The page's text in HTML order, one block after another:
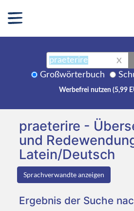
X
Großwörterbuch
Werbefrei nutzen (5,99
praeterire -
und
Latein/Deutsch
Sprachverwandte anzeigen
Ergebnis der Suche